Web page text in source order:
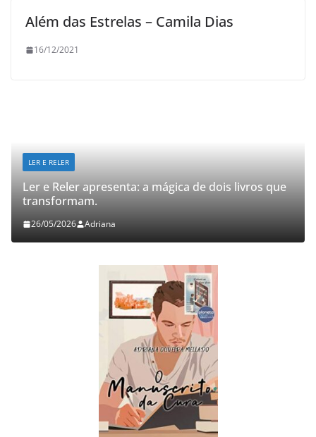
Além das Estrelas – Camila Dias
16/12/2021
LER E RELER
Ler e Reler apresenta: a mágica de dois livros que
transformam.
26/05/2026 Adriana